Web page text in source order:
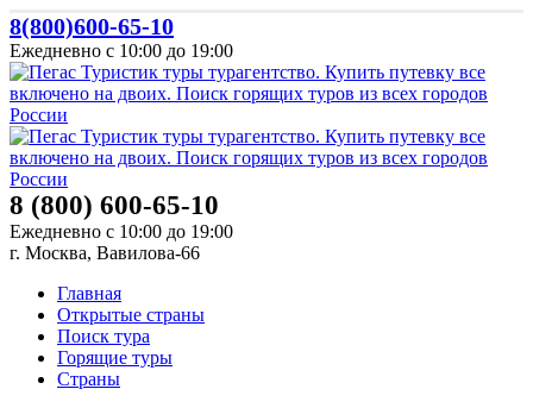
8(800)600-65-10
Ежедневно с 10:00 до 19:00
8 (800) 600-65-10
Ежедневно с 10:00 до 19:00
г. Москва, Вавилова-66
Главная
Открытые страны
Поиск тура
Горящие туры
Страны